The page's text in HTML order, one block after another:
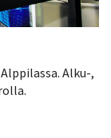
Alku-,